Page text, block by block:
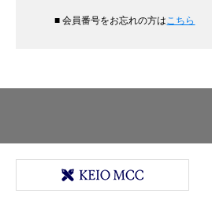
■ 会員番号をお忘れの方はこちら